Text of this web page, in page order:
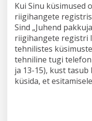
Kui Sinu küsimused
riigihangete
Sind „Juhend
riigihangete registri
tehnilistes
tehniline tugi
ja 13-15), kust
küsida, et